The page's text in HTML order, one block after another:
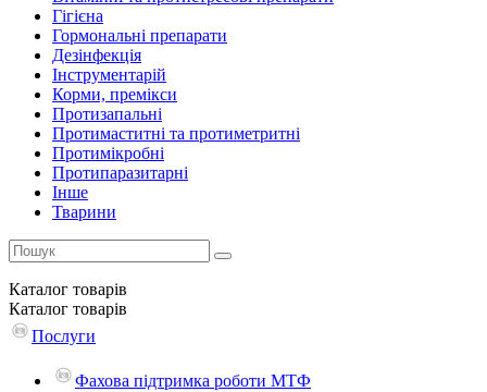
Гігієна
Гормональні препарати
Дезінфекція
Інструментарій
Корми, премікси
Протизапальні
Протимаститні та протиметритні
Протимікробні
Протипаразитарні
Інше
Тварини
Каталог товарів
Каталог товарів
Послуги
Фахова підтримка роботи МТФ